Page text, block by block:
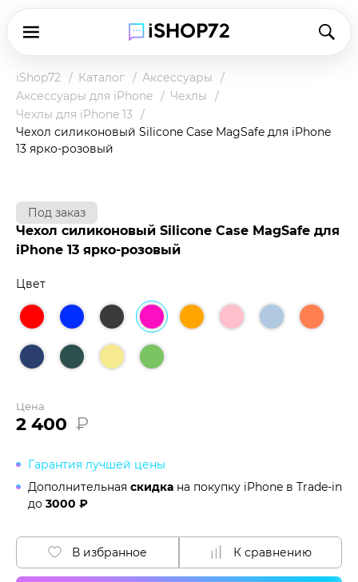
iShop72 Каталог
Аксессуары
Аксессуары для iPhone
Чехлы
Чехлы для iPhone 13
Чехол силиконовый Silicone Case MagSafe для iPhone
13 ярко-розовый
Под заказ
Чехол силиконовый Silicone Case MagSafe для
iPhone 13 ярко-розовый
Цвет
Цена
2 400 ₽
Гарантия лучшей цены
Дополнительная скидка на покупку iPhone в Trade-in
до 3000 ₽
В избранное К сравнению